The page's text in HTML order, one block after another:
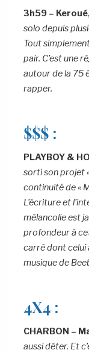
3h59 –
solo depuis
Tout
pair. C’est une
autour de la 75
rapper.
$$$ :
PLAYBOY &
sorti son projet
continuité de «
L’écriture et
mélancolie est
profondeur à
carré dont celui
musique de
4X4 :
CHARBON –
aussi déter. Et